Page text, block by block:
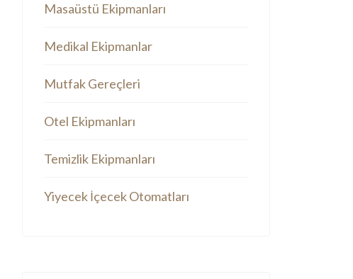
Masaüstü Ekipmanları
Medikal Ekipmanlar
Mutfak Gereçleri
Otel Ekipmanları
Temizlik Ekipmanları
Yiyecek İçecek Otomatları